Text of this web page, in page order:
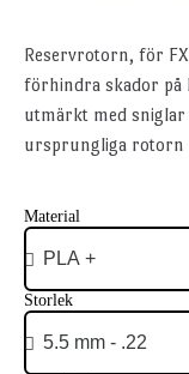
Reservrotorn, för
förhindra skador på
utmärkt med sniglar
ursprungliga rotorn
Material
Storlek